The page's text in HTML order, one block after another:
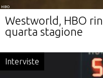
HBO
Westworld, HBO
quarta stagione
Interviste